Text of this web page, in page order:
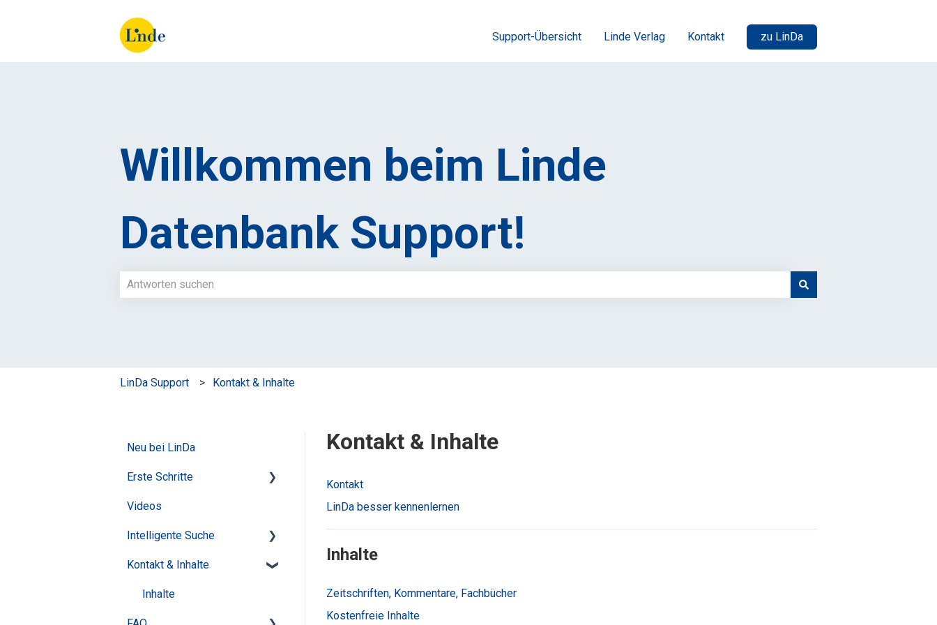
Support-Übersicht Linde Verlag Kontakt zu LinDa
Willkommen beim Linde
Datenbank Support!
LinDa Support Kontakt & Inhalte
Kontakt & Inhalte
Kontakt
LinDa besser kennenlernen
Inhalte
Zeitschriften, Kommentare, Fachbücher
Kostenfreie Inhalte
Neu bei LinDa
Erste Schritte
Login & Mein Konto
Startseite & Übersichten
Inhaltsverzeichnisse
Dokumentansicht
Videos
Intelligente Suche
Tipps für die erfolgreiche
Kontakt & Inhalte
Inhalte